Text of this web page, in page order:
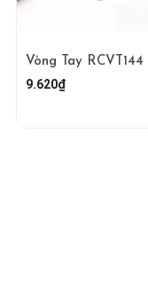
Vòng Tay RCVT144
9.620₫